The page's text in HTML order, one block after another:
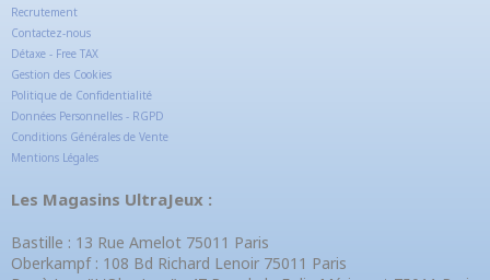
Recrutement
Contactez-nous
Détaxe - Free TAX
Gestion des Cookies
Politique de Confidentialité
Données Personnelles - RGPD
Conditions Générales de Vente
Mentions Légales
Les Magasins UltraJeux :
Bastille : 13 Rue Amelot 75011 Paris
Oberkampf : 108 Bd Richard Lenoir 75011 Paris